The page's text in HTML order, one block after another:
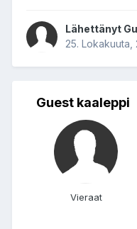
Lähettänyt
25. Lokakuuta,
Guest kaaleppi
Vieraat